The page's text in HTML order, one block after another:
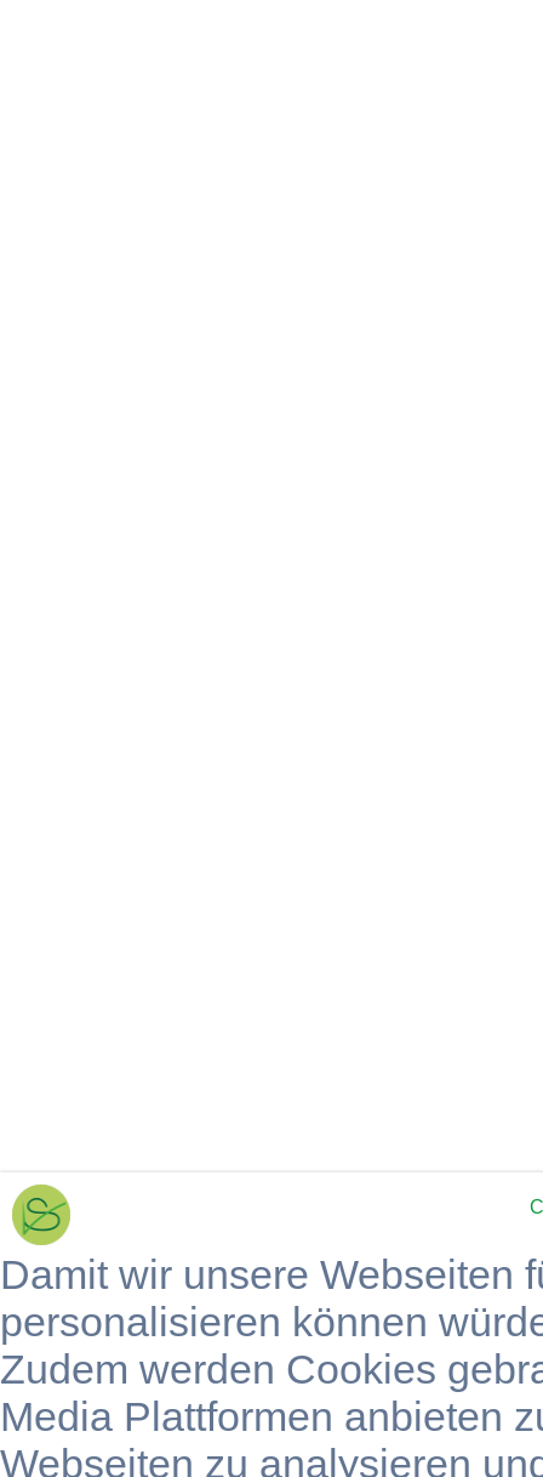
Damit wir unsere Webseiten
personalisieren können
Zudem werden Cookies
Media Plattformen anbieten
Webseiten zu analysieren